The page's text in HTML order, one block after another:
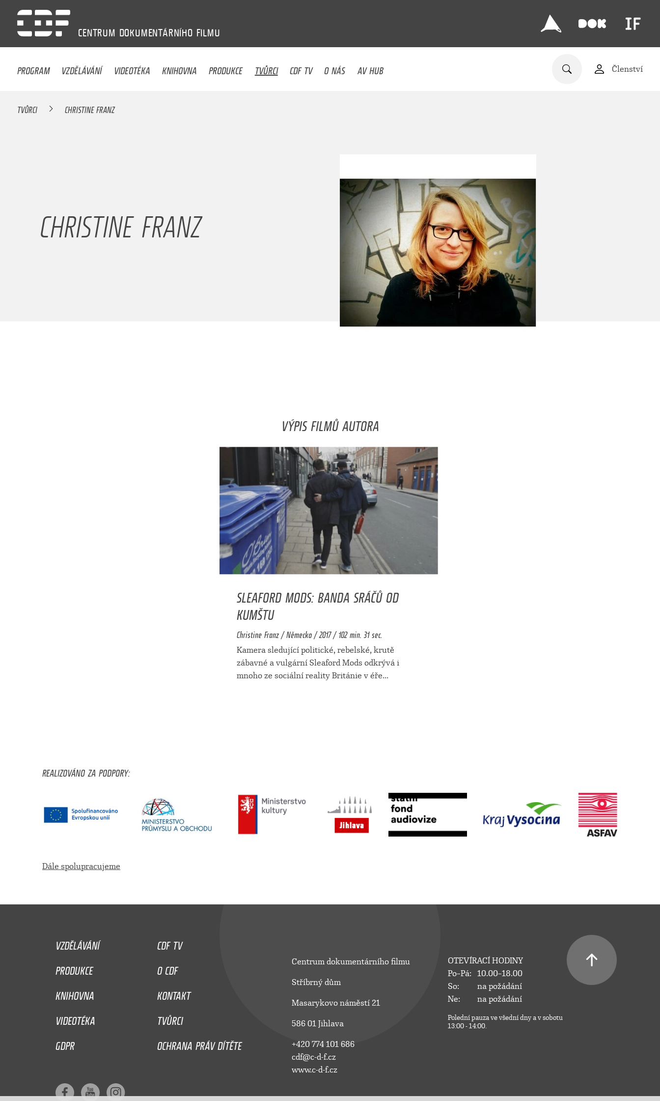
CENTRUM DOKUMENTÁRNÍHO FILMU
PROGRAM VZDĚLÁVÁNÍ VIDEOTÉKA KNIHOVNA PRODUKCE TVŮRCI CDF TV O NÁS AV HUB Členství
TVŮRCI CHRISTINE FRANZ
CHRISTINE FRANZ
VÝPIS FILMŮ AUTORA
SLEAFORD MODS: BANDA SRÁČŮ OD
KUMŠTU
Christine Franz / Německo / 2017 / 102 min. 31 sec.
Kamera sledující politické, rebelské, krutě
zábavné a vulgární Sleaford Mods odkrývá i
mnoho ze sociální reality Británie v éře...
REALIZOVÁNO ZA PODPORY:
Dále spolupracujeme
VZDĚLÁVÁNÍ
CDF TV
PRODUKCE
O CDF
KNIHOVNA
KONTAKT
VIDEOTÉKA
TVŮRCI
GDPR
OCHRANA PRÁV DÍTĚTE
Centrum dokumentárního filmu
Stříbrný dům
Masarykovo náměstí 21
586 01 Jihlava
+420 774 101 686
cdf@c-d-f.cz
www.c-d-f.cz
OTEVÍRACÍ HODINY
Po–Pá:
10.00–18.00
So:
na požádání
Ne:
na požádání
Polední pauza ve všední dny a v sobotu
13:00 - 14:00.